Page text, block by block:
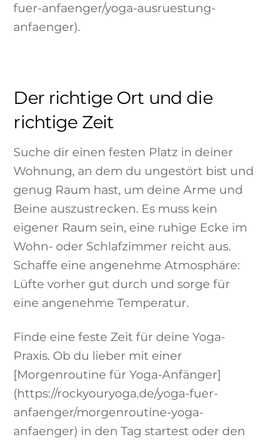
fuer-anfaenger/yoga-ausruestung-
anfaenger).
Der richtige Ort und die
richtige Zeit
Suche dir einen festen Platz in deiner
Wohnung, an dem du ungestört bist und
genug Raum hast, um deine Arme und
Beine auszustrecken. Es muss kein
eigener Raum sein, eine ruhige Ecke im
Wohn- oder Schlafzimmer reicht aus.
Schaffe eine angenehme Atmosphäre:
Lüfte vorher gut durch und sorge für
eine angenehme Temperatur.
Finde eine feste Zeit für deine Yoga-
Praxis. Ob du lieber mit einer
[Morgenroutine für Yoga-Anfänger]
(https://rockyouryoga.de/yoga-fuer-
anfaenger/morgenroutine-yoga-
anfaenger) in den Tag startest oder den